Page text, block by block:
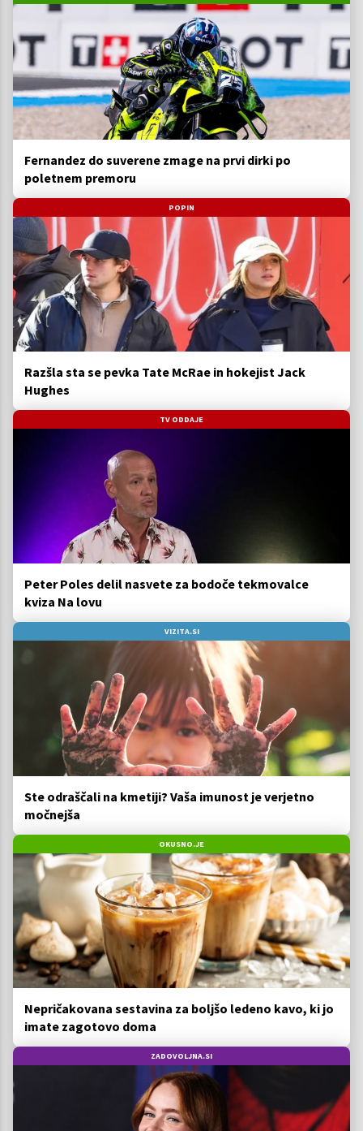
Fernandez do suverene zmage na prvi dirki po
poletnem premoru
POPIN
Razšla sta se pevka Tate McRae in hokejist Jack
Hughes
TV ODDAJE
Peter Poles delil nasvete za bodoče tekmovalce
kviza Na lovu
VIZITA.SI
Ste odraščali na kmetiji? Vaša imunost je verjetno
močnejša
OKUSNO.JE
Nepričakovana sestavina za boljšo ledeno kavo, ki jo
imate zagotovo doma
ZADOVOLJNA.SI